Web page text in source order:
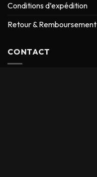
Conditions d’expédition
Retour & Remboursement
CONTACT